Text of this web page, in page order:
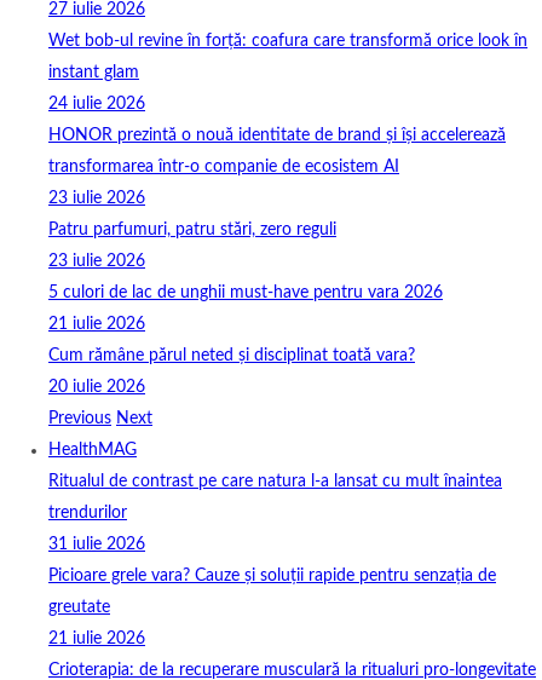
27 iulie 2026
Wet bob-ul revine în forță: coafura care transformă orice look în
instant glam
24 iulie 2026
HONOR prezintă o nouă identitate de brand și își accelerează
transformarea într-o companie de ecosistem AI
23 iulie 2026
Patru parfumuri, patru stări, zero reguli
23 iulie 2026
5 culori de lac de unghii must‑have pentru vara 2026
21 iulie 2026
Cum rămâne părul neted și disciplinat toată vara?
20 iulie 2026
Previous Next
HealthMAG
Ritualul de contrast pe care natura l-a lansat cu mult înaintea
trendurilor
31 iulie 2026
Picioare grele vara? Cauze și soluții rapide pentru senzația de
greutate
21 iulie 2026
Crioterapia: de la recuperare musculară la ritualuri pro‑longevitate